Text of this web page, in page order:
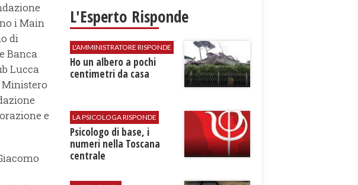
i Main
di
Banca
Lucca
Ministero
e
L'Esperto Risponde
L'AMMINISTRATORE RISPONDE
Ho un albero a pochi
centimetri da casa
LA PSICOLOGA RISPONDE
Psicologo di base, i
numeri nella Toscana
centrale